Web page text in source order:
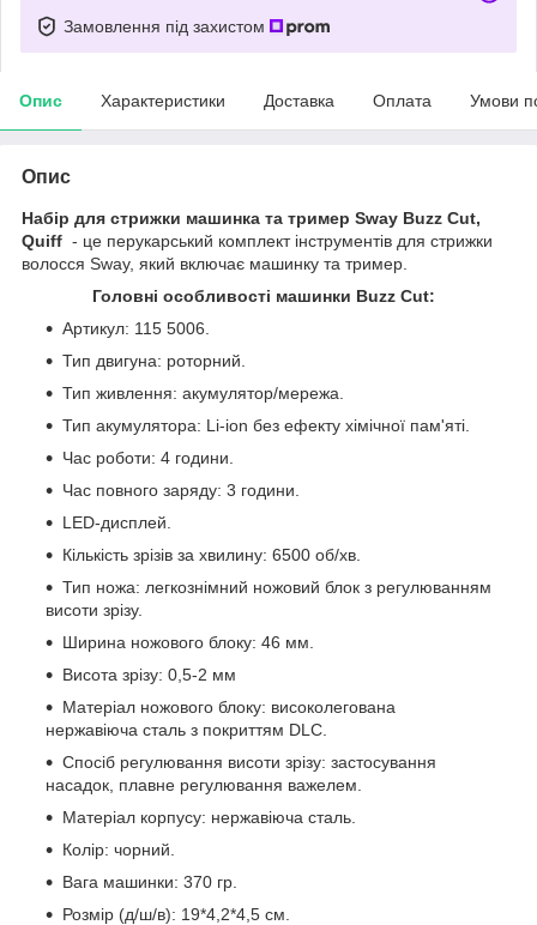
Замовлення під захистом
Опис Характеристики Доставка Оплата Умови
Опис
Набір для стрижки машинка та тример Sway Buzz Cut,
Quiff - це перукарський комплект інструментів для стрижки
волосся Sway, який включає машинку та тример.
Головні особливості машинки Buzz Cut:
Артикул: 115 5006.
Тип двигуна: роторний.
Тип живлення: акумулятор/мережа.
Тип акумулятора: Li-ion без ефекту хімічної пам'яті.
Час роботи: 4 години.
Час повного заряду: 3 години.
LED-дисплей.
Кількість зрізів за хвилину: 6500 об/хв.
Тип ножа: легкознімний ножовий блок з регулюванням
висоти зрізу.
Ширина ножового блоку: 46 мм.
Висота зрізу: 0,5-2 мм
Матеріал ножового блоку: високолегована
нержавіюча сталь з покриттям DLC.
Спосіб регулювання висоти зрізу: застосування
насадок, плавне регулювання важелем.
Матеріал корпусу: нержавіюча сталь.
Колір: чорний.
Вага машинки: 370 гр.
Розмір (д/ш/в): 19*4,2*4,5 см.